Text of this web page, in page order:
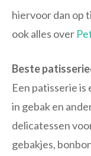
hiervoor dan op
ook alles over
Beste
Een patisserie is
in gebak en
delicatessen
gebakjes,